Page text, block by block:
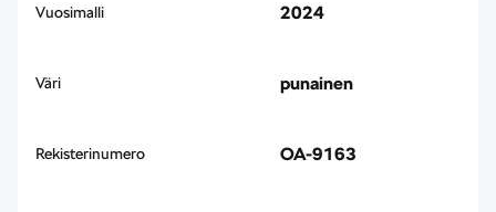
Vuosimalli 2024
Väri punainen
Rekisterinumero OA-9163